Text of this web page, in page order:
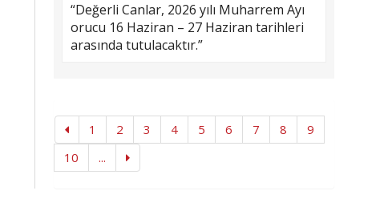
“Değerli Canlar, 2026 yılı Muharrem Ayı
orucu 16 Haziran – 27 Haziran tarihleri
arasında tutulacaktır.”
1 2 3 4 5 6 7 8
9
10
...